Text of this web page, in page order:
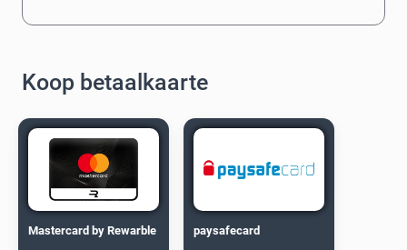
Koop betaalkaarte
Mastercard by Rewarble paysafecard